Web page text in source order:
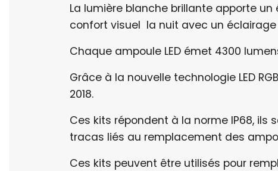
La lumière blanche brillante apporte
confort visuel la nuit avec un
Chaque ampoule LED émet 4300
Grâce à la nouvelle technologie LED
2018.
Ces kits répondent à la norme IP68,
tracas liés au remplacement des
Ces kits peuvent être utilisés pour